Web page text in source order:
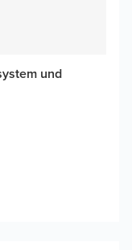
und